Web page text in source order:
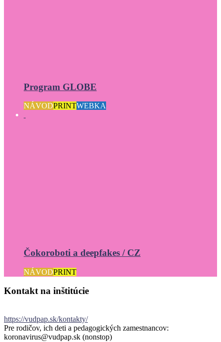
Program GLOBE
NÁVODPRINTWEBKA
Čokoroboti a deepfakes / CZ
NÁVODPRINT
Kontakt na inštitúcie
https://vudpap.sk/kontakty/
Pre rodičov, ich deti a pedagogických zamestnancov:
koronavirus@vudpap.sk (nonstop)